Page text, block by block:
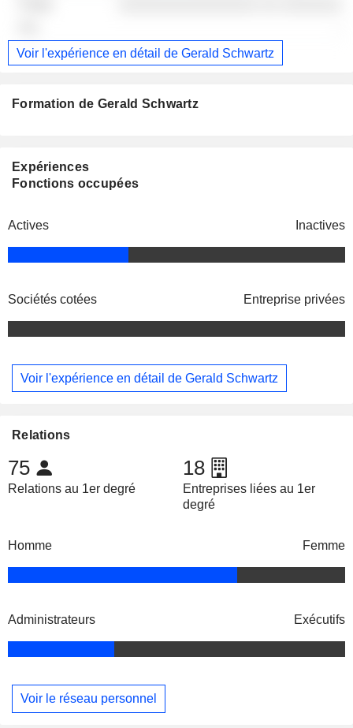
Voir l'expérience en détail de Gerald Schwartz
Formation de Gerald Schwartz
Expériences
Fonctions occupées
Actives Inactives
Sociétés cotées Entreprise privées
Voir l'expérience en détail de Gerald Schwartz
Relations
75
Relations au 1er degré
18
Entreprises liées au 1er
degré
Homme Femme
Administrateurs Exécutifs
Voir le réseau personnel